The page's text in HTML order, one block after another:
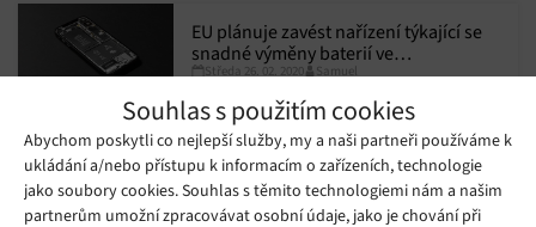
Souhlas s použitím cookies
Abychom poskytli co nejlepší služby, my a naši partneři používáme k
ukládání a/nebo přístupu k informacím o zařízeních, technologie
jako soubory cookies. Souhlas s těmito technologiemi nám a našim
partnerům umožní zpracovávat osobní údaje, jako je chování při
EU plánuje zavést nařízení týkající se
snadné výměny baterií ve
smartphonech, pokusí se tak
eliminovat negativní ekologické
dopady nadužívání elektroniky
Středa 26. 02. 2020 Samuel